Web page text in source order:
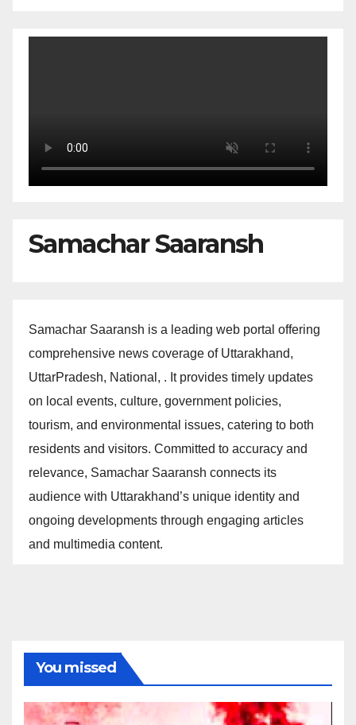
Samachar Saaransh
Samachar Saaransh is a leading web portal offering
comprehensive news coverage of Uttarakhand,
UttarPradesh, National, . It provides timely updates
on local events, culture, government policies,
tourism, and environmental issues, catering to both
residents and visitors. Committed to accuracy and
relevance, Samachar Saaransh connects its
audience with Uttarakhand’s unique identity and
ongoing developments through engaging articles
and multimedia content.
You missed